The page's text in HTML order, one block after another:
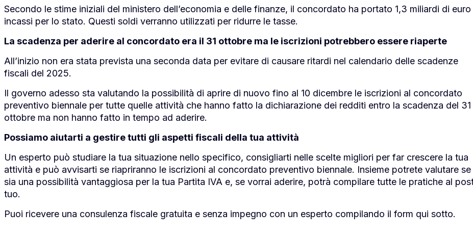
Secondo le stime iniziali del ministero dell’economia e delle finanze, il concordato ha portato 1,3 miliardi di euro
incassi per lo stato. Questi soldi verranno utilizzati per ridurre le tasse.
La scadenza per aderire al concordato era il 31 ottobre ma le iscrizioni potrebbero essere riaperte
All’inizio non era stata prevista una seconda data per evitare di causare ritardi nel calendario delle scadenze
fiscali del 2025.
Il governo adesso sta valutando la possibilità di aprire di nuovo fino al 10 dicembre le iscrizioni al concordato
preventivo biennale per tutte quelle attività che hanno fatto la dichiarazione dei redditi entro la scadenza del 31
ottobre ma non hanno fatto in tempo ad aderire.
Possiamo aiutarti a gestire tutti gli aspetti fiscali della tua attività
Un esperto può studiare la tua situazione nello specifico, consigliarti nelle scelte migliori per far crescere la tua
attività e può avvisarti se riapriranno le iscrizioni al concordato preventivo biennale. Insieme potrete valutare se
sia una possibilità vantaggiosa per la tua Partita IVA e, se vorrai aderire, potrà compilare tutte le pratiche al
tuo.
Puoi ricevere una consulenza fiscale gratuita e senza impegno con un esperto compilando il form qui sotto.